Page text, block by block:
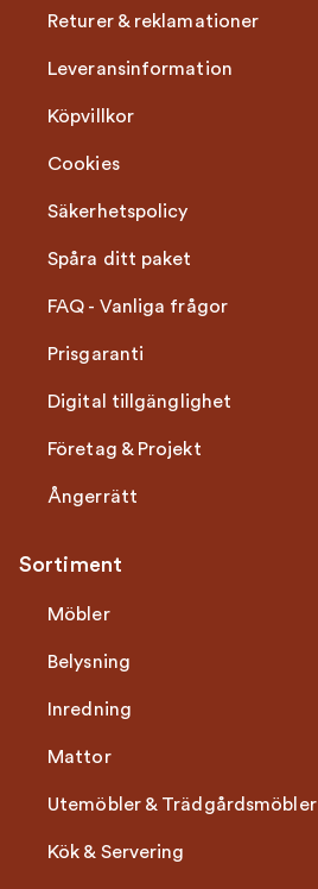
Returer & reklamationer
Leveransinformation
Köpvillkor
Cookies
Säkerhetspolicy
Spåra ditt paket
FAQ - Vanliga frågor
Prisgaranti
Digital tillgänglighet
Företag & Projekt
Ångerrätt
Sortiment
Möbler
Belysning
Inredning
Mattor
Utemöbler & Trädgårdsmöbler
Kök & Servering